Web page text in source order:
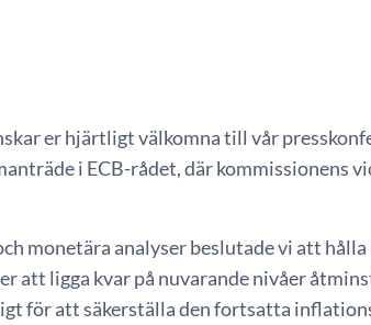
er hjärtligt välkomna till vår
i ECB-rådet, där kommissionens
monetära analyser beslutade vi att hålla
att ligga kvar på nuvarande nivåer
för att säkerställa den fortsatta